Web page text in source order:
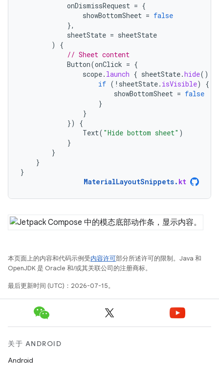
onDismissRequest = {
showBottomSheet = false
},
sheetState = sheetState
)
{
// Sheet content
Button(onClick = {
scope. launch { sheetState.hide()
if ( ! sheetState. isVisible)
{
showBottomSheet = false
}
}
})
{
Text( "Hide bottom sheet" )
}
}
}
}
MaterialLayoutSnippets. kt
本页面上的内容和代码示例受内容许可部分所述许可的限制。Java 和
OpenJDK 是 Oracle 和/或其关联公司的注册商标。
最后更新时间 (UTC)：2026-07-15。
关于 ANDROID
Android